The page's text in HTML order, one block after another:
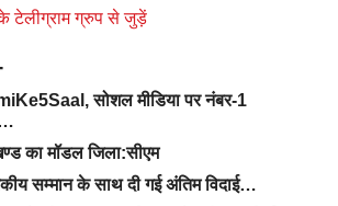
के टेलीग्राम ग्रुप से जुड़ें
सोशल मीडिया पर नंबर-1
का मॉडल जिला:सीएम
सम्मान के साथ दी गई अंतिम विदाई…